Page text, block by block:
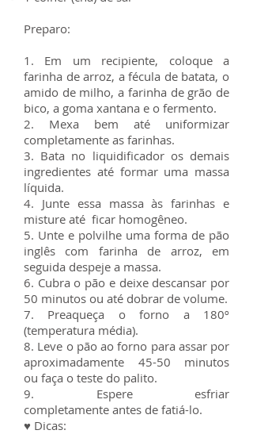
Preparo:
1. Em um recipiente, coloque a
farinha de arroz, a fécula de batata, o
amido de milho, a farinha de grão de
bico, a goma xantana e o fermento.
2. Mexa bem até uniformizar
completamente as farinhas.
3. Bata no liquidificador os demais
ingredientes até formar uma massa
líquida.
4. Junte essa massa às farinhas e
misture até ficar homogêneo.
5. Unte e polvilhe uma forma de pão
inglês com farinha de arroz, em
seguida despeje a massa.
6. Cubra o pão e deixe descansar por
50 minutos ou até dobrar de volume.
7. Preaqueça o forno a 180º
(temperatura média).
8. Leve o pão ao forno para assar por
aproximadamente 45-50 minutos
ou faça o teste do palito.
9. Espere esfriar
completamente antes de fatiá-lo.
♥ Dicas: